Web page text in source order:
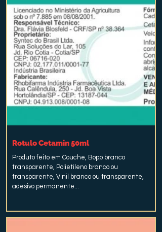
Rotulo Cetamin 50ml
Produto feito em Couche, Bopp branco
transparente, Polietileno branco ou
transparente, Vinil branco ou transparente,
adesivo permanente...